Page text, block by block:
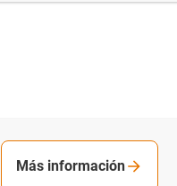
Más información